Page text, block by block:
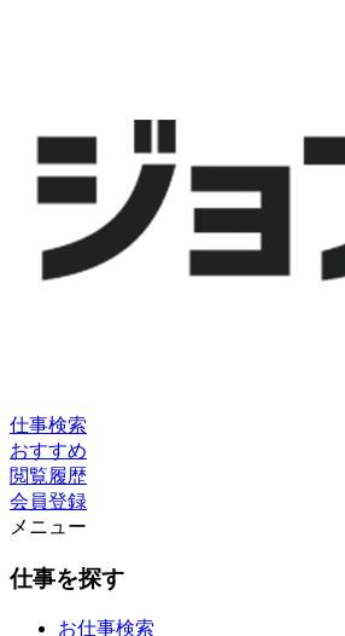
仕事検索
おすすめ
閲覧履歴
会員登録
メニュー
仕事を探す
お仕事検索